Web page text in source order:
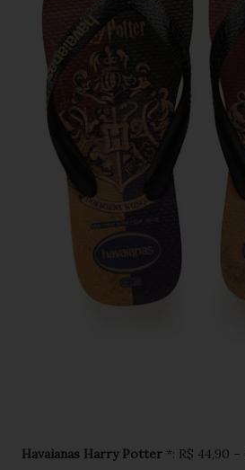
Havaianas Harry Potter *: R$ 44,90